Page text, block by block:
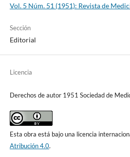
Vol. 5 Núm. 51 (1951): Revista de
Sección
Editorial
Licencia
Derechos de autor 1951 Sociedad de
Esta obra está bajo una licencia
Atribución 4.0.